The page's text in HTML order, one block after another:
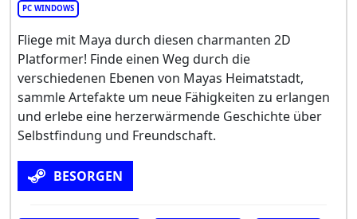
PC WINDOWS
Fliege mit Maya durch diesen charmanten 2D
Platformer! Finde einen Weg durch die
verschiedenen Ebenen von Mayas Heimatstadt,
sammle Artefakte um neue Fähigkeiten zu erlangen
und erlebe eine herzerwärmende Geschichte über
Selbstfindung und Freundschaft.
BESORGEN